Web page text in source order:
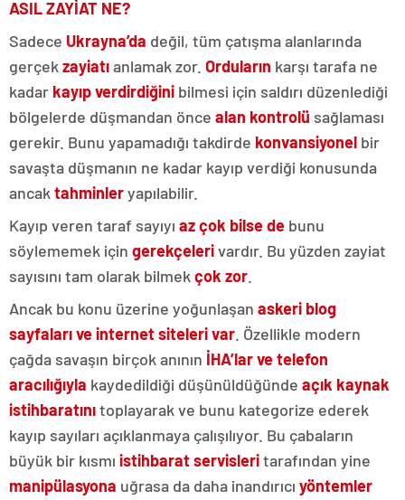
ASIL ZAYİAT NE?
Sadece Ukrayna’da değil, tüm çatışma alanlarında
gerçek zayiatıanlamak zor. Orduların karşı tarafa ne
kadar kayıp verdirdiğini bilmesi için saldırı düzenlediği
bölgelerde düşmandan önce alan kontrolü sağlaması
gerekir. Bunu yapamadığı takdirde konvansiyonel bir
savaşta düşmanın ne kadar kayıp verdiği konusunda
ancak tahminleryapılabilir.
Kayıp veren taraf sayıyı az çok bilse de bunu
söylememek için gerekçelerivardır. Bu yüzden zayiat
sayısını tam olarak bilmek çok zor
Ancak bu konu üzerine yoğunlaşan askeri blog
sayfaları ve internet siteleri var . Özellikle modern
çağda savaşın birçok anının İHA’lar ve telefon
aracılığıyla kaydedildiği düşünüldüğünde açık kaynak
istihbaratınıtoplayarak ve bunu kategorize ederek
kayıp sayıları açıklanmaya çalışılıyor. Bu çabaların
büyük bir kısmı istihbarat servisleritarafından yine
manipülasyona uğrasa da daha inandırıcı yöntemler